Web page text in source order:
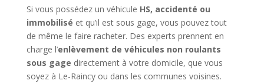
Si vous possédez un véhicule HS, accidenté ou
immobilisé et qu’il est sous gage, vous pouvez tout
de même le faire racheter. Des experts prennent en
charge l’enlèvement de véhicules non roulants
sous gage directement à votre domicile, que vous
soyez à Le-Raincy ou dans les communes voisines.